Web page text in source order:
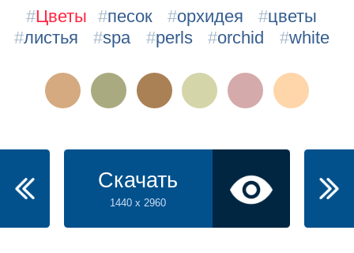
#Цветы #песок #орхидея #цветы
#листья #spa #perls #orchid #white
Скачать
1440 x 2960